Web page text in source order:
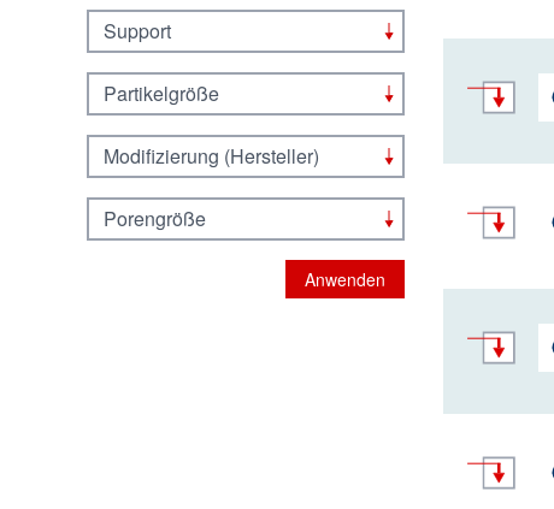
Support
Partikelgröße
Modifizierung (Hersteller)
Porengröße
Anwenden